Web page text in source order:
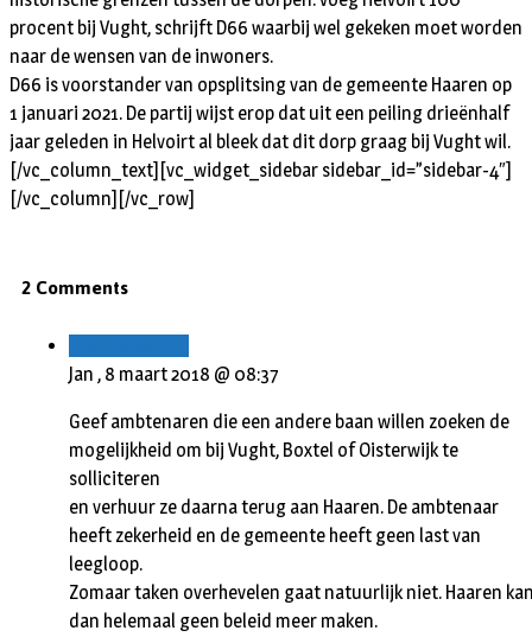
procent bij Vught, schrijft D66 waarbij wel gekeken moet worden
naar de wensen van de inwoners.
D66 is voorstander van opsplitsing van de gemeente Haaren op
1 januari 2021. De partij wijst erop dat uit een peiling drieënhalf
jaar geleden in Helvoirt al bleek dat dit dorp graag bij Vught wil.
[/vc_column_text][vc_widget_sidebar sidebar_id=”sidebar-4″]
[/vc_column][/vc_row]
2 Comments
Jan , 8 maart 2018 @ 08:37
Geef ambtenaren die een andere baan willen zoeken de
mogelijkheid om bij Vught, Boxtel of Oisterwijk te
solliciteren
en verhuur ze daarna terug aan Haaren. De ambtenaar
heeft zekerheid en de gemeente heeft geen last van
leegloop.
Zomaar taken overhevelen gaat natuurlijk niet. Haaren
dan helemaal geen beleid meer maken.